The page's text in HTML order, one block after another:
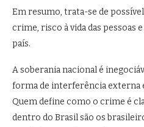
Em resumo, trata-se de
crime, risco à vida das pessoas
país.
A soberania nacional é
forma de interferência externa
Quem define como o crime é
dentro do Brasil são os